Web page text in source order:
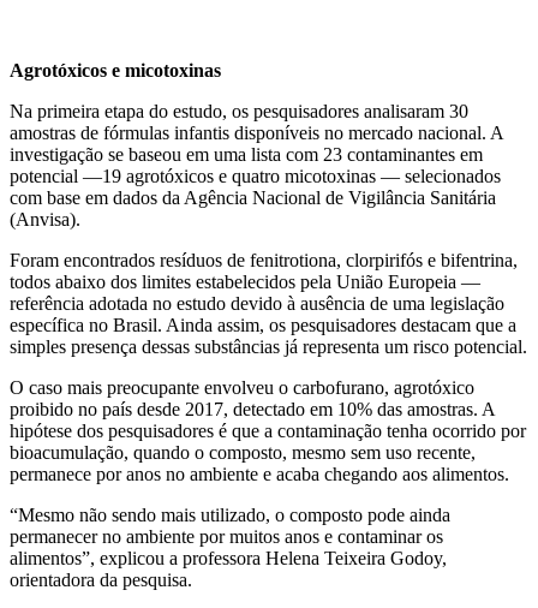
Agrotóxicos e micotoxinas
Na primeira etapa do estudo, os pesquisadores analisaram 30
amostras de fórmulas infantis disponíveis no mercado nacional. A
investigação se baseou em uma lista com 23 contaminantes em
potencial —19 agrotóxicos e quatro micotoxinas — selecionados
com base em dados da Agência Nacional de Vigilância Sanitária
(Anvisa).
Foram encontrados resíduos de fenitrotiona, clorpirifós e bifentrina,
todos abaixo dos limites estabelecidos pela União Europeia —
referência adotada no estudo devido à ausência de uma legislação
específica no Brasil. Ainda assim, os pesquisadores destacam que a
simples presença dessas substâncias já representa um risco potencial.
O caso mais preocupante envolveu o carbofurano, agrotóxico
proibido no país desde 2017, detectado em 10% das amostras. A
hipótese dos pesquisadores é que a contaminação tenha ocorrido por
bioacumulação, quando o composto, mesmo sem uso recente,
permanece por anos no ambiente e acaba chegando aos alimentos.
“Mesmo não sendo mais utilizado, o composto pode ainda
permanecer no ambiente por muitos anos e contaminar os
alimentos”, explicou a professora Helena Teixeira Godoy,
orientadora da pesquisa.